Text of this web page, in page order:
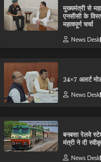
मुख्यमंत्री से
एनसीसी के
महत्वपूर्ण चर्चा
News Desk
24×7 अलर्ट
News Desk
बनबसा रेलवे
मंत्री ने दी
News Desk